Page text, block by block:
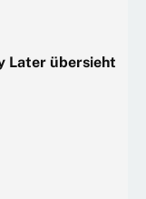
Later übersieht